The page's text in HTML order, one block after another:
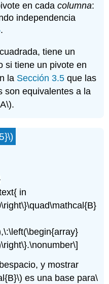
en cadacolumna:
independencia
.
tiene un
si tiene un pivote en
la Sección 3.5 que las
son equivalentes a la
.
in
y mostrar
es una base para\